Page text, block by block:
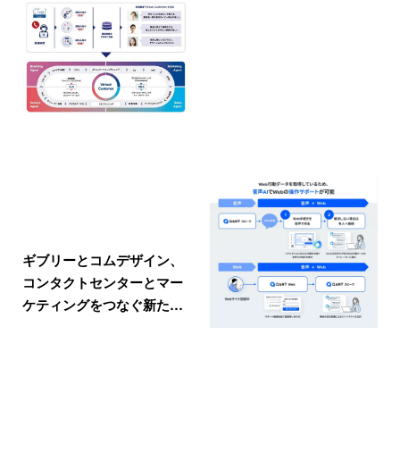
ギブリーとコムデザイン、
コンタクトセンターとマー
ケティングをつなぐ新た…